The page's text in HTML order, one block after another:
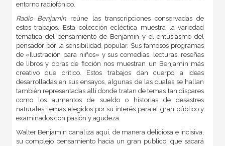
entorno radiofónico.
Radio Benjamin reúne las transcripciones conservadas de
estos trabajos. Esta colección ecléctica muestra la variedad
temática del pensamiento de Benjamin y el entusiasmo del
pensador por la sensibilidad popular. Sus famosos programas
de «Ilustración para niños» y sus comedias, lecturas, reseñas
de libros y obras de ficción nos muestran un Benjamin más
creativo que crítico. Estos trabajos dan cuerpo a ideas
desarrolladas en sus ensayos, algunas de las cuales se hallan
también representadas allí donde tratan de temas tan dispares
como los aumentos de sueldo o historias de desastres
naturales, temas elegidos por su interés para el gran público y
examinados con pasión y agudeza.
Walter Benjamin canaliza aquí, de manera deliciosa e incisiva,
su complejo pensamiento hacia un gran público, que sacará